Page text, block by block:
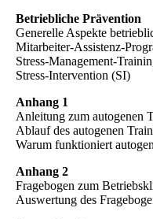
Betriebliche Prävention
Generelle Aspekte
Mitarbeiter-Assistenz-
Stress-Management-
Stress-Intervention (SI)
Anhang 1
Anleitung zum autogenen
Ablauf des autogenen
Warum funktioniert
Anhang 2
Fragebogen zum
Auswertung des